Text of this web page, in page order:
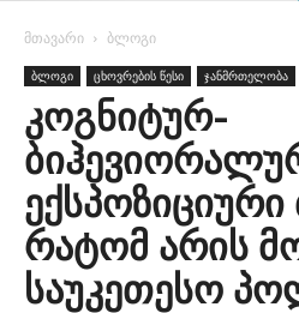
მთავარი ბლოგი
ბლოგი ცხოვრების წესი ჯანმრთელობა
კოგნიტურ-
ექსპოზიციური
რატომ არის
საუკეთესო